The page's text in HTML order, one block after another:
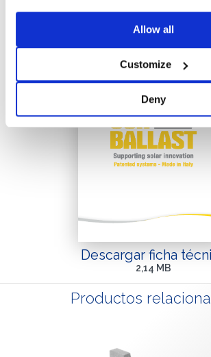
Allow all
Customize
Deny
Descargar ficha
2,14 MB
Productos